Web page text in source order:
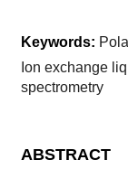
Keywords:
Ion exchange
spectrometry
ABSTRACT